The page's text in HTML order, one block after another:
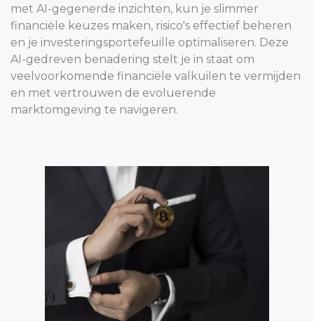
met AI-gegenerde inzichten, kun je slimmer
financiële keuzes maken, risico's effectief beheren
en je investeringsportefeuille optimaliseren. Deze
AI-gedreven benadering stelt je in staat om
veelvoorkomende financiële valkuilen te vermijden
en met vertrouwen de evoluerende
marktomgeving te navigeren.